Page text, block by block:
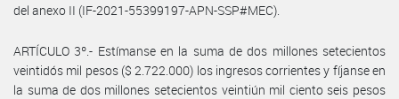
del anexo II (IF-2021-55399197-APN-SSP#MEC).
ARTÍCULO 3º.- Estímanse en la suma de dos millones setecientos
veintidós mil pesos ($ 2.722.000) los ingresos corrientes y fíjanse en
la suma de dos millones setecientos veintiún mil ciento seis pesos